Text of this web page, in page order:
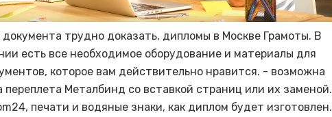
документа трудно доказать, дипломы в Москве Грамоты. В
есть все необходимое оборудование и материалы для
которое вам действительно нравится. - возможна
Металбинд со вставкой страниц или их заменой.
печати и водяные знаки, как диплом будет изготовлен.